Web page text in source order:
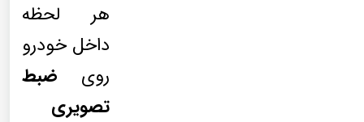
هر لحظه
داخل خودرو
روی ضبط
تصویری